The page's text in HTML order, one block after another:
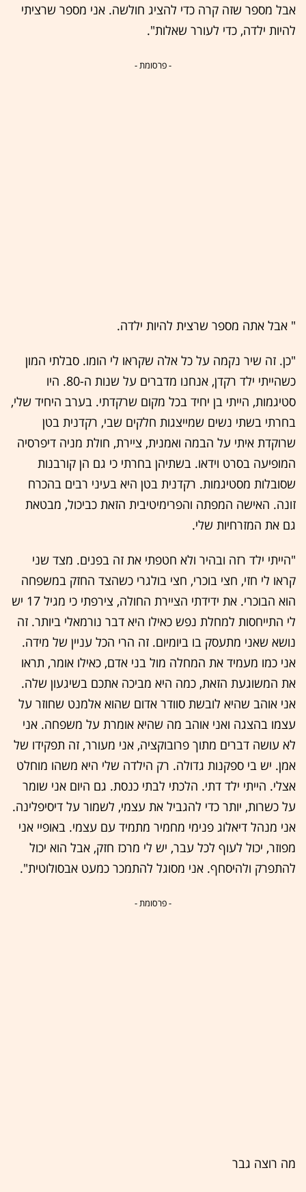
אבל מספר שזה קרה כדי להציג חולשה. אני מספר שרציתי
להיות ילדה, כדי לעורר שאלות".
- פרסומת -
" אבל אתה מספר שרצית להיות ילדה.
"כן. זה שיר נקמה על כל אלה שקראו לי הומו. סבלתי המון
כשהייתי ילד רקדן, אנחנו מדברים על שנות ה-80. היו
סטיגמות, הייתי בן יחיד בכל מקום שרקדתי. בערב היחיד שלי,
בחרתי בשתי נשים שמייצגות חלקים שבי, רקדנית בטן
שרוקדת איתי על הבמה ואמנית, ציירת, חולת מניה דיפרסיה
המופיעה בסרט וידאו. בשתיהן בחרתי כי גם הן קורבנות
שסובלות מסטיגמות. רקדנית בטן היא בעיני רבים בהכרח
זונה. האישה המפתה והפרימיטיבית הזאת כביכול, מבטאת
גם את המזרחיות שלי.
"הייתי ילד רזה ובהיר ולא חטפתי את זה בפנים. מצד שני
קראו לי חזי, חצי בוכרי, חצי בולגרי כשהצד החזק במשפחה
הוא הבוכרי. את ידידתי הציירת החולה, צירפתי כי מגיל 17 יש
לי התייחסות למחלת נפש כאילו היא דבר נורמאלי ביותר. זה
נושא שאני מתעסק בו ביומיום. זה הרי הכל עניין של מידה.
אני כמו מעמיד את המחלה מול בני אדם, כאילו אומר, תראו
את המשוגעת הזאת, כמה היא מביכה אתכם בשיגעון שלה.
אני אוהב שהיא לובשת סוודר אדום שהוא אלמנט שחוזר על
עצמו בהצגה ואני אוהב מה שהיא אומרת על משפחה. אני
לא עושה דברים מתוך פרובוקציה, אני מעורר, זה תפקידו של
אמן. יש בי ספקנות גדולה. רק הילדה שלי היא משהו מוחלט
אצלי. הייתי ילד דתי. הלכתי לבתי כנסת. גם היום אני שומר
על כשרות, יותר כדי להגביל את עצמי, לשמור על דיסיפלינה.
אני מנהל דיאלוג פנימי מחמיר מתמיד עם עצמי. באופיי אני
מפוזר, יכול לעוף לכל עבר, יש לי מרכז חזק, אבל הוא יכול
להתפרק ולהיסחף. אני מסוגל להתמכר כמעט אבסולוטית".
- פרסומת -
מה רוצה גבר